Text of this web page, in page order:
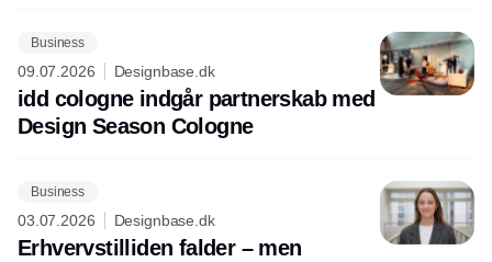
Business
09.07.2026 Designbase.dk
idd cologne indgår partnerskab med
Design Season Cologne
Business
03.07.2026 Designbase.dk
Erhvervstilliden falder – men